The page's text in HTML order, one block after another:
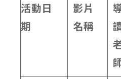
活動日
期
影片
名稱